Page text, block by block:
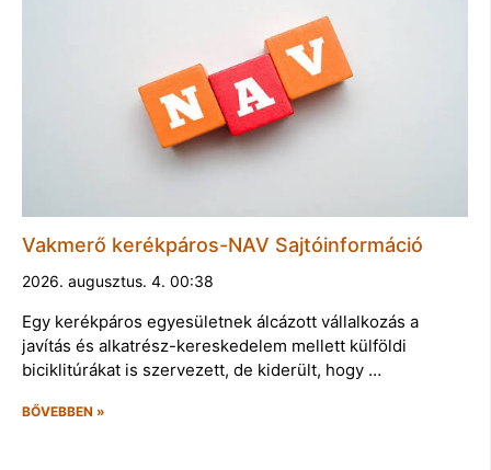
Vakmerő kerékpáros-NAV Sajtóinformáció
2026. augusztus. 4. 00:38
Egy kerékpáros egyesületnek álcázott vállalkozás a
javítás és alkatrész-kereskedelem mellett külföldi
biciklitúrákat is szervezett, de kiderült, hogy …
BŐVEBBEN »